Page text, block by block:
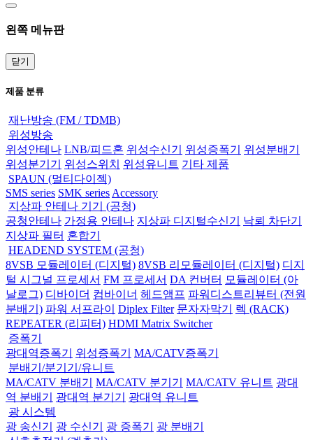
왼쪽 메뉴판
닫기
제품 분류
재난방송 (FM / TDMB)
위성방송
위성안테나 LNB/피드혼 위성수신기 위성증폭기
위성분배기
위성분기기
위성스위치 위성유니트 기타 제품
SPAUN (멀티다이젝)
SMS series SMK series Accessory
지상파 안테나 기기 (공청)
공청안테나 가정용 안테나 지상파 디지털수신기
낙뢰 차단기
지상파 필터 혼합기
HEADEND SYSTEM (공청)
8VSB 모듈레이터 (디지털) 8VSB 리모듈레이터 (디지털) 디지
털 시그널 프로세서 FM 프로세서 DA 컨버터 모듈레이터 (아
날로그) 디바이더 컴바이너 헤드앰프 파워디스트리뷰터 (전원
분배기) 파워 서프라이 Diplex Filter 문자자막기
렉 (RACK)
REPEATER (리피터) HDMI Matrix Switcher
증폭기
광대역증폭기
위성증폭기
MA/CATV증폭기
분배기/분기기/유니트
MA/CATV 분배기
MA/CATV 분기기 MA/CATV 유니트 광대
역 분배기
광대역 분기기
광대역 유니트
광 시스템
광 송신기
광 수신기 광 증폭기
광 분배기